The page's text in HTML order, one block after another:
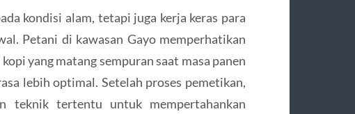
kondisi alam, tetapi juga kerja keras para
Petani di kawasan Gayo memperhatikan
yang matang sempuran saat masa panen
lebih optimal. Setelah proses pemetikan,
teknik tertentu untuk mempertahankan